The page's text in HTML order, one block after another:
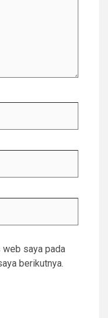
web saya pada
berikutnya.